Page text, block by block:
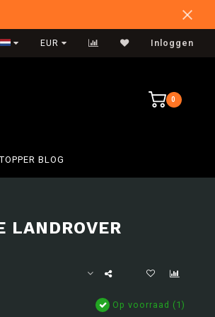
International Shipping
EUR Inloggen
0
BLOG
LANDROVER
Op voorraad (1)